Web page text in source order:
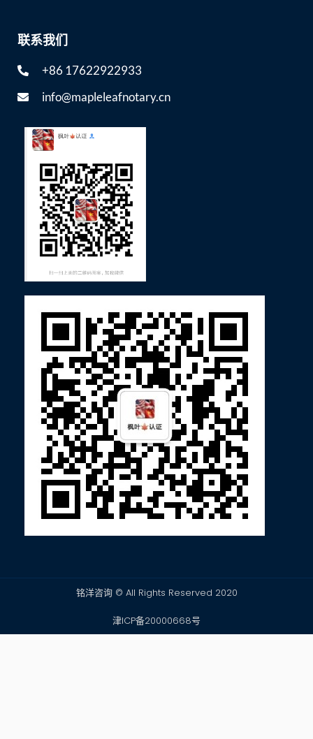
联系我们
+86 17622922933
info@mapleleafnotary.cn
铭洋咨询 © All Rights Reserved 2020
津ICP备20000668号